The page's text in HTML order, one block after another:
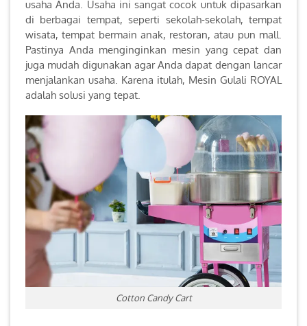
usaha Anda. Usaha ini sangat cocok untuk dipasarkan
di berbagai tempat, seperti sekolah-sekolah, tempat
wisata, tempat bermain anak, restoran, atau pun mall.
Pastinya Anda menginginkan mesin yang cepat dan
juga mudah digunakan agar Anda dapat dengan lancar
menjalankan usaha. Karena itulah, Mesin Gulali ROYAL
adalah solusi yang tepat.
Cotton Candy Cart